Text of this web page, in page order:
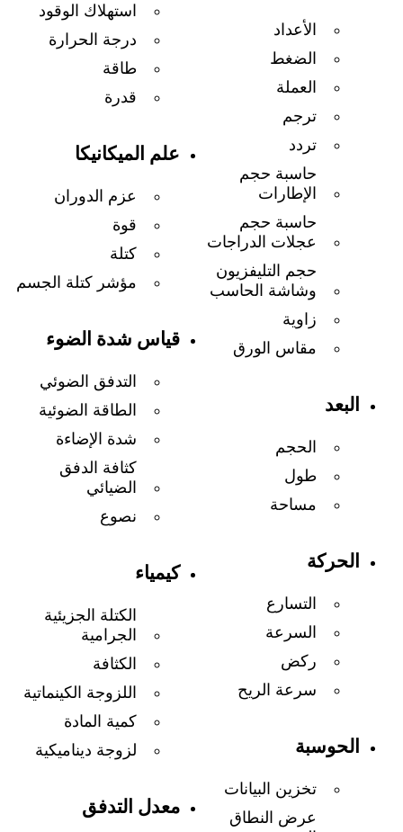
الأعداد
الضغط
العملة
ترجم
تردد
حاسبة حجم
الإطارات
حاسبة حجم
عجلات الدراجات
حجم التليفزيون
وشاشة الحاسب
زاوية
مقاس الورق
البعد
الحجم
طول
مساحة
الحركة
التسارع
السرعة
ركض
سرعة الريح
الحوسبة
تخزين البيانات
عرض النطاق
استهلاك الوقود
درجة الحرارة
طاقة
قدرة
علم الميكانيكا
عزم الدوران
قوة
كتلة
مؤشر كتلة الجسم
قياس شدة الضوء
التدفق الضوئي
الطاقة الضوئية
شدة الإضاءة
كثافة الدفق
الضيائي
نصوع
كيمياء
الكتلة الجزيئية
الجرامية
الكثافة
اللزوجة الكينماتية
كمية المادة
لزوجة ديناميكية
معدل التدفق